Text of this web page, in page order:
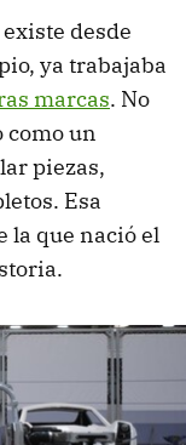
desde
ya trabajaba
marcas. No
como un
piezas,
Esa
la que nació el